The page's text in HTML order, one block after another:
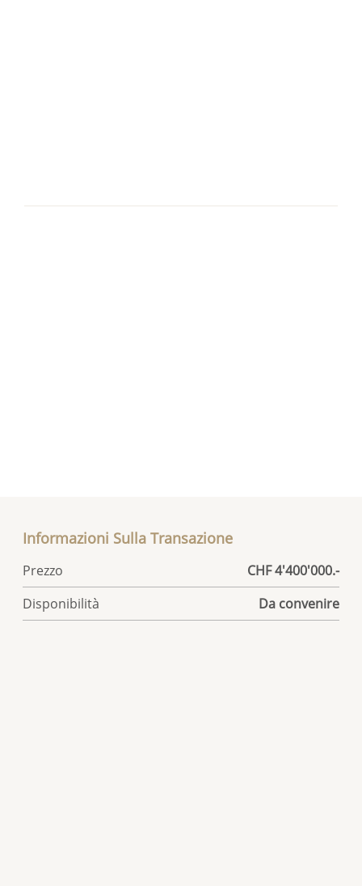
Informazioni Sulla Transazione
Prezzo
CHF 4'400'000.-
Disponibilità
Da convenire